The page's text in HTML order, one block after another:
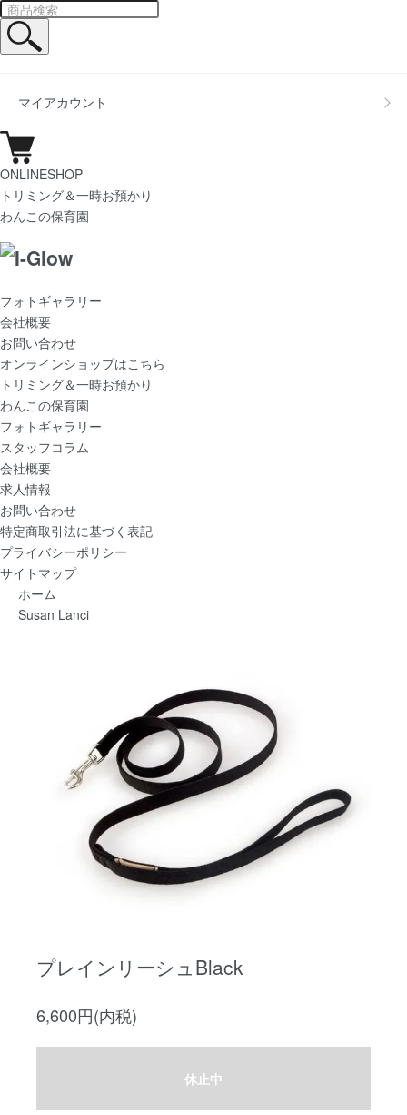
マイアカウント
ONLINESHOP
トリミング＆一時お預かり
わんこの保育園
フォトギャラリー
会社概要
お問い合わせ
オンラインショップはこちら
トリミング＆一時お預かり
わんこの保育園
フォトギャラリー
スタッフコラム
会社概要
求人情報
お問い合わせ
特定商取引法に基づく表記
プライバシーポリシー
サイトマップ
ホーム
Susan Lanci
プレインリーシュBlack
6,600円(内税)
休止中